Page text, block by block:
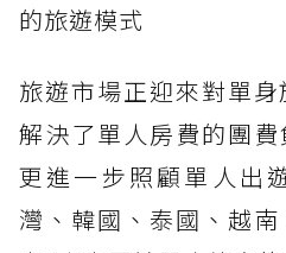
的旅遊模式
旅遊市場正迎來對單身
解決了單人房費的團費
更進一步照顧單人出
灣、韓國、泰國、越